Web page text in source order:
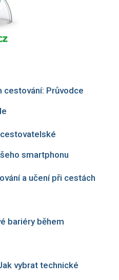
Průvodce
smartphonu
a učení při cestách
bariéry během
vybrat technické